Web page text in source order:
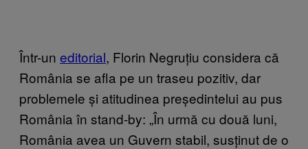
Într-un editorial, Florin Negruțiu considera că
România se afla pe un traseu pozitiv, dar
problemele și atitudinea președintelui au pus
România în stand-by: „În urmă cu două luni,
România avea un Guvern stabil, susținut de o